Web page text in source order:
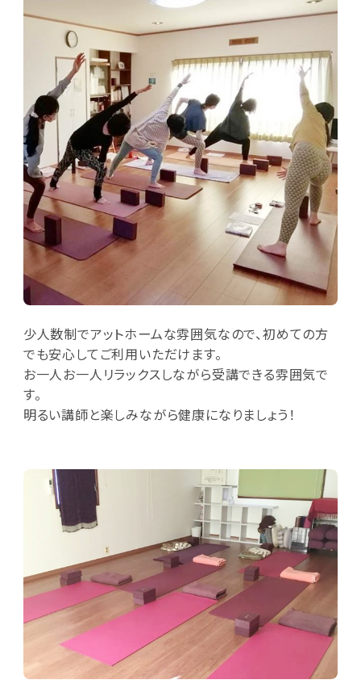
少人数制でアットホームな雰囲気なので、初めての方
でも安心してご利用いただけます。
お一人お一人リラックスしながら受講できる雰囲気で
す。
明るい講師と楽しみながら健康になりましょう！